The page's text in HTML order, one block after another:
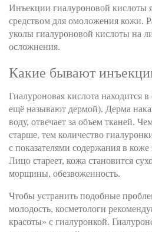
Инъекции гиалуроновой кислоты
средством для омоложения кожи.
уколы гиалуроновой кислоты на
осложнения.
Какие бывают
Гиалуроновая кислота находится
ещё называют дермой). Дерма
воду, отвечает за объем тканей.
старше, тем количество
с показателями содержания в коже
Лицо стареет, кожа становится
морщины, обезвоженность.
Чтобы устранить подобные
молодость, косметологи
красоты» с гиалуронкой.